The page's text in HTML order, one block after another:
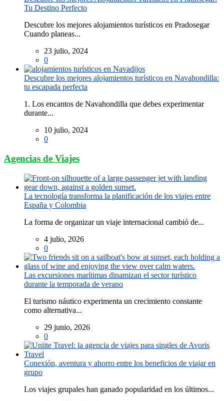
Tu Destino Perfecto
Descubre los mejores alojamientos turísticos en Pradosegar
Cuando planeas...
23 julio, 2024
0
Descubre los mejores alojamientos turísticos en Navahondilla:
tu escapada perfecta
1. Los encantos de Navahondilla que debes experimentar
durante...
10 julio, 2024
0
Agencias de Viajes
La tecnología transforma la planificación de los viajes entre
España y Colombia
La forma de organizar un viaje internacional cambió de...
4 julio, 2026
0
Las excursiones marítimas dinamizan el sector turístico
durante la temporada de verano
El turismo náutico experimenta un crecimiento constante
como alternativa...
29 junio, 2026
0
Conexión, aventura y ahorro entre los beneficios de viajar en
grupo
Los viajes grupales han ganado popularidad en los últimos...